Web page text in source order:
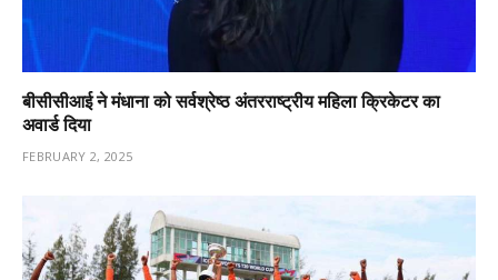
बीसीसीआई ने मंधाना को सर्वश्रेष्ठ अंतरराष्ट्रीय महिला क्रिकेटर का
अवार्ड दिया
FEBRUARY 2, 2025